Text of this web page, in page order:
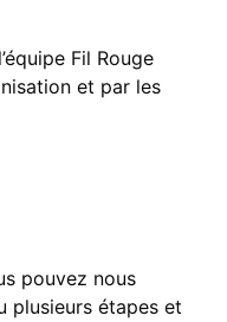
Fil Rouge
et par les
pouvez nous
plusieurs étapes et